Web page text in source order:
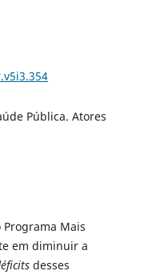
Pública. Atores
Mais
em diminuir a
desses